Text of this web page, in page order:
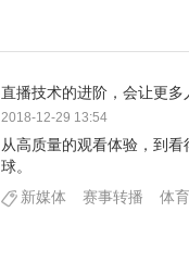
直播技术的进阶，会让更多
2018-12-29 13:54
从高质量的观看体验，到
球。
新媒体
赛事转播 体